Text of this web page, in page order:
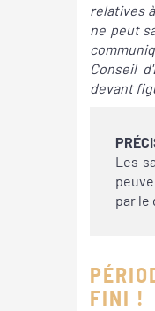
relatives
ne peut
Conseil
devant
Les
par le
FINI !